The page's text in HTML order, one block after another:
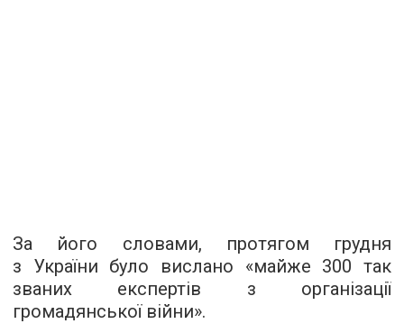
За його словами, протягом грудня
з України було вислано «майже 300 так
званих експертів з організації
громадянської війни».